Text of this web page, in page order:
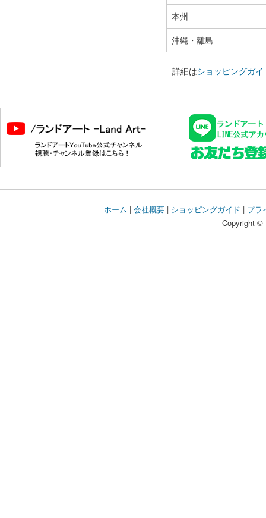
本州
沖縄・離島
詳細はショッピングガイ
ホーム | 会社概要| ショッピングガイド | プラ
Copyright ©